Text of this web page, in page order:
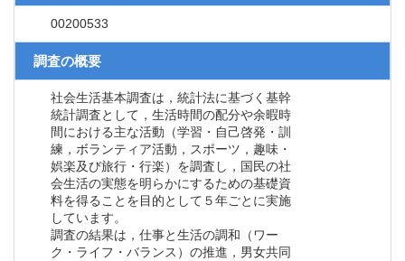
00200533
調査の概要
社会生活基本調査は，統計法に基づく基幹
統計調査として，生活時間の配分や余暇時
間における主な活動（学習・自己啓発・訓
練，ボランティア活動，スポーツ，趣味・
娯楽及び旅行・行楽）を調査し，国民の社
会生活の実態を明らかにするための基礎資
料を得ることを目的として５年ごとに実施
しています。
調査の結果は，仕事と生活の調和（ワー
ク・ライフ・バランス）の推進，男女共同